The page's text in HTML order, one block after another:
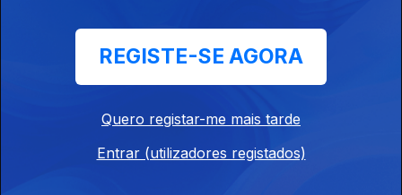
08 mai. 2023
REGISTE-SE AGORA
Quero registar-me mais tarde
Entrar (utilizadores registados)